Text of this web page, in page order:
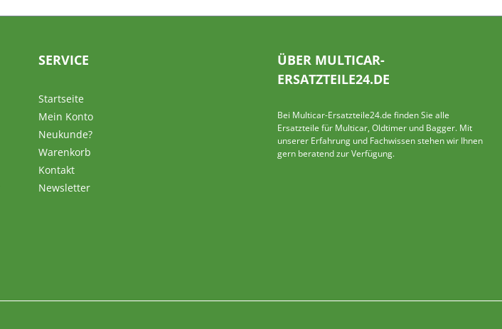
für Multicar M26 - alle
SERVICE
Startseite
Mein Konto
Neukunde?
Warenkorb
Kontakt
Newsletter
ÜBER MULTICAR-
ERSATZTEILE24.DE
Bei Multicar-Ersatzteile24.de finden Sie alle
Ersatzteile für Multicar, Oldtimer und Bagger. Mit
unserer Erfahrung und Fachwissen stehen wir Ihnen
gern beratend zur Verfügung.